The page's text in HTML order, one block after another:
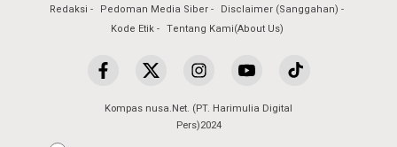
Redaksi Pedoman Media Siber
Disclaimer (Sanggahan)
Kode Etik
Tentang Kami(About Us)
Kompas nusa.Net. (PT. Harimulia Digital
Pers)2024